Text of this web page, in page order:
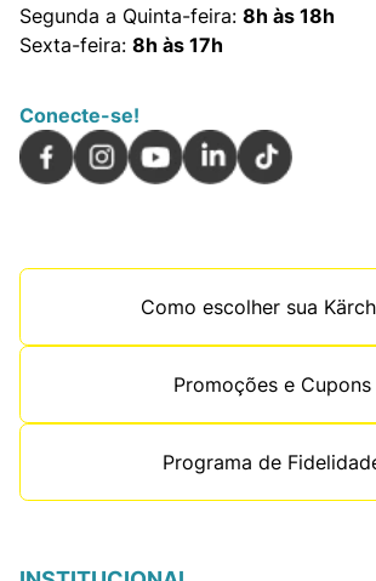
Segunda a Quinta-feira: 8h às 18h
Sexta-feira: 8h às 17h
Conecte-se!
Como escolher sua
Promoções e Cupons
Programa de